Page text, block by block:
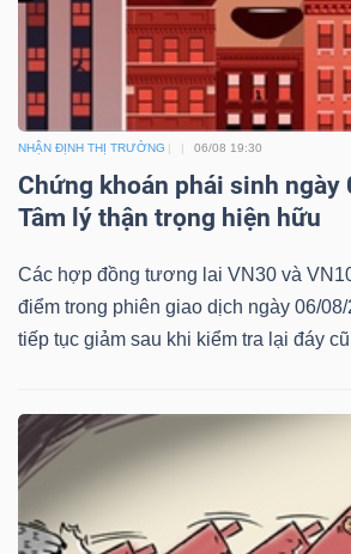
NHẬN ĐỊNH THỊ TRƯỜNG 06/08 19:30
Chứng khoán phái sinh
Tâm lý thận trọng hiện hữu
Các hợp đồng tương lai VN30 và
điểm trong phiên giao dịch ngày 06/
tiếp tục giảm sau khi kiểm tra lại đáy